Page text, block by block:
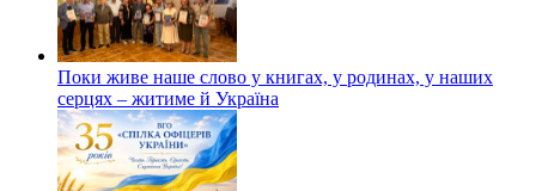
Поки живе наше слово у книгах, у родинах, у наших
серцях – житиме й Україна